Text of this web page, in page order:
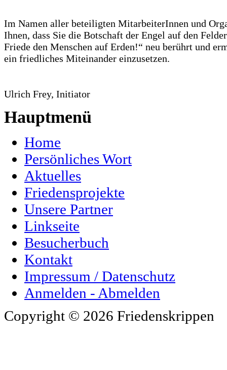
Im Namen aller beteiligten MitarbeiterInnen und
Ihnen, dass Sie die Botschaft der Engel auf den
Friede den Menschen auf Erden!“ neu berührt und
ein friedliches Miteinander einzusetzen.
Ulrich Frey, Initiator
Hauptmenü
Home
Persönliches Wort
Aktuelles
Friedensprojekte
Unsere Partner
Linkseite
Besucherbuch
Kontakt
Impressum / Datenschutz
Anmelden - Abmelden
Copyright © 2026 Friedenskrippen